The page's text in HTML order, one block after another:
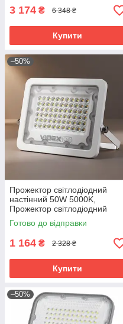
3 174 ₴ 6 348 ₴
Купити
–50%
Прожектор світлодіодний
настінний 50W 5000K,
Прожектор світлодіодний
вуличний, RYH
Готово до відправки
1 164 ₴ 2 328 ₴
Купити
–50%